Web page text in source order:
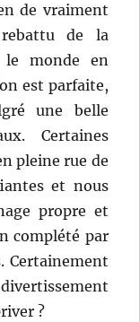
de vraiment
de la
le monde en
est parfaite,
une belle
Certaines
pleine rue de
et nous
propre et
complété par
Certainement
?